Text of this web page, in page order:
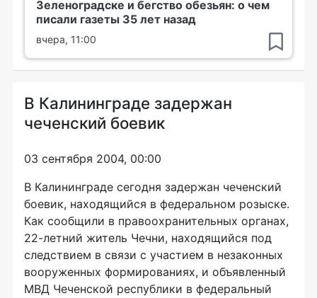
Зеленоградске и бегство обезьян: о чем
писали газеты 35 лет назад
вчера, 11:00
В Калининграде задержан
чеченский боевик
03 сентября 2004, 00:00
В Калининграде сегодня задержан чеченский
боевик, находящийся в федеральном розыске.
Как сообщили в правоохранительных органах,
22-летний житель Чечни, находящийся под
следствием в связи с участием в незаконных
вооруженных формированиях, и объявленный
МВД Чеченской республики в федеральный